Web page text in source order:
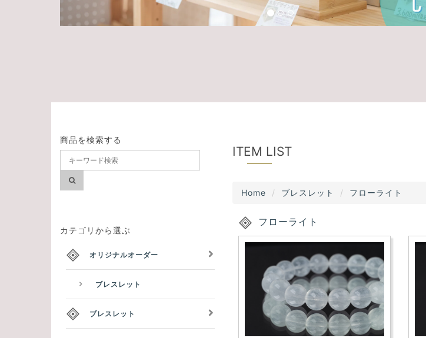
ITEM LIST
Home ブレスレット フローライト
フローライト
商品を検索する
カテゴリから選ぶ
オリジナルオーダー
ブレスレット
ブレスレット